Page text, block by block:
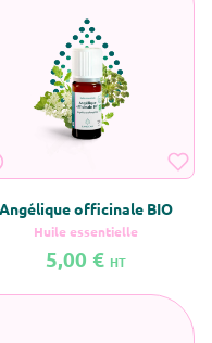
Angélique officinale BIO
Huile essentielle
5,00 € HT